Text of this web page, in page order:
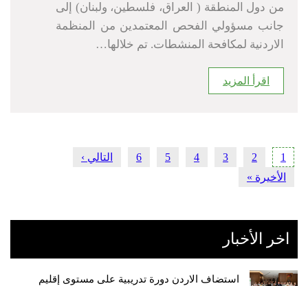
من دول المنطقة ( العراق، فلسطين، ولبنان) إلى
جانب مسؤولي الفحص المعتمدين من المنظمة
الاردنية لمكافحة المنشطات. تم خلالها…
اقرأ المزيد
Pagination
Current
page
1 الصفحة
2 الصفحة
3 الصفحة
4 الصفحة
5 الصفحة
6
الصفحة
التالي ›
Last
الأخيرة »
اخر الأخبار
استضاف الاردن دورة تدريبية على مستوى إقليم